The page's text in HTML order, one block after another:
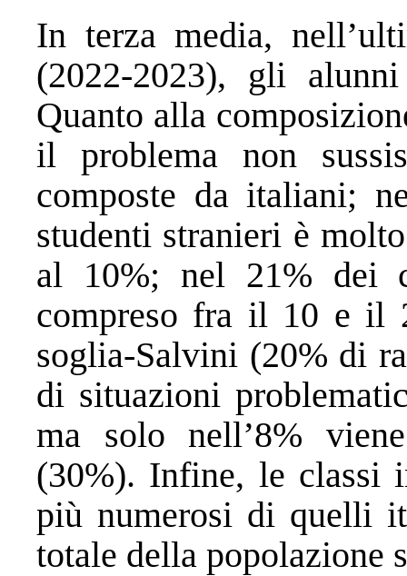
In terza media,
(2022-2023), gli
Quanto alla
il problema non
composte da italiani;
studenti stranieri è
al 10%; nel 21% dei
compreso fra il 10 e il
soglia-Salvini (20% di
di situazioni
ma solo nell’8%
(30%). Infine, le classi
più numerosi di quelli
totale della popolazione